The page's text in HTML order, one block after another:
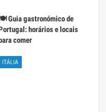
Guia gastronómico de
horários e locais
comer
ITÁLIA